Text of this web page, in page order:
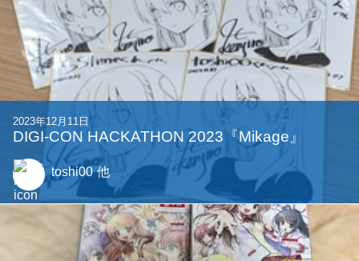
2023年12月11日
DIGI-CON HACKATHON 2023『Mikage』
toshi00 他